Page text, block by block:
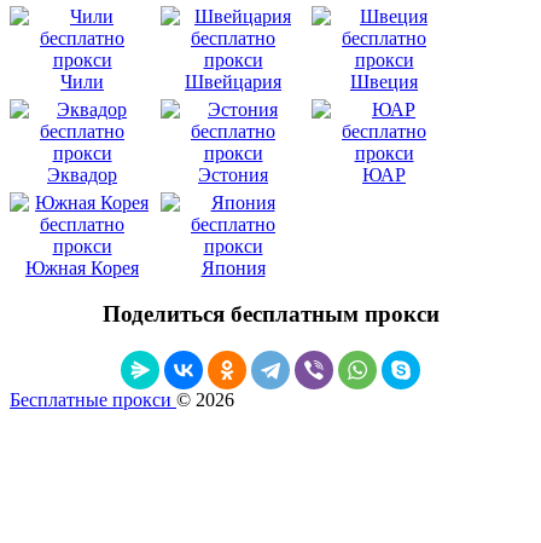
Чили Швейцария Швеция
Эквадор Эстония ЮАР
Южная Корея Япония
Поделиться бесплатным прокси
Бесплатные прокси © 2026